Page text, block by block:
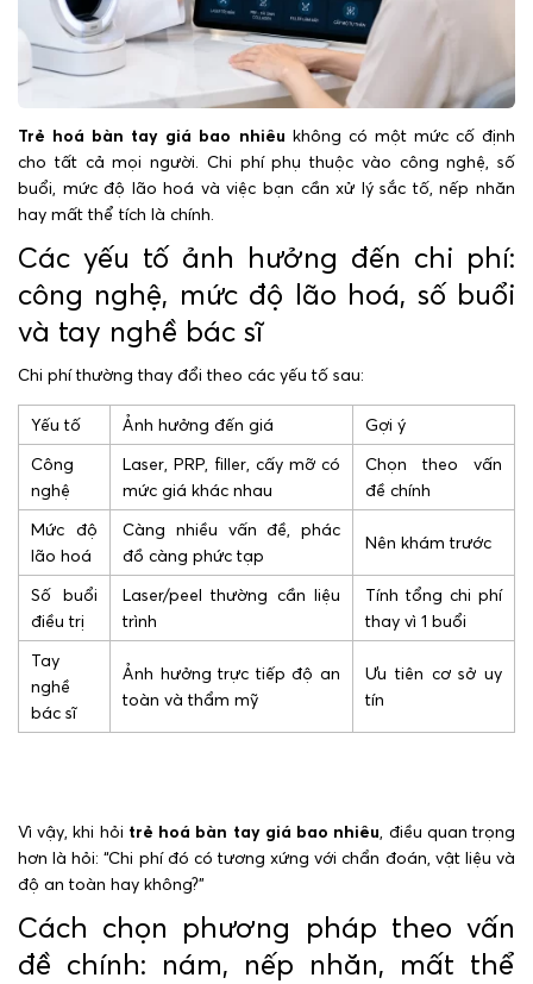
Trẻ hoá bàn tay giá bao nhiêu không có một mức cố định
cho tất cả mọi người. Chi phí phụ thuộc vào công nghệ, số
buổi, mức độ lão hoá và việc bạn cần xử lý sắc tố, nếp nhăn
hay mất thể tích là chính.
Các yếu tố ảnh hưởng đến chi phí:
công nghệ, mức độ lão hoá, số buổi
và tay nghề bác sĩ
Chi phí thường thay đổi theo các yếu tố sau:
Yếu tố Ảnh hưởng đến giá
Gợi ý
Công
nghệ
Laser, PRP, filler, cấy mỡ có
mức giá khác nhau
Chọn theo vấn
đề chính
Mức độ
lão hoá
Càng nhiều vấn đề, phác
đồ càng phức tạp
Nên khám trước
Số buổi
điều trị
Laser/peel thường cần liệu
trình
Tính tổng chi phí
thay vì 1 buổi
Tay
nghề
bác sĩ
Ảnh hưởng trực tiếp độ an
toàn và thẩm mỹ
Ưu tiên cơ sở uy
tín
Vì vậy, khi hỏi trẻ hoá bàn tay giá bao nhiêu, điều quan trọng
hơn là hỏi: “Chi phí đó có tương xứng với chẩn đoán, vật liệu và
độ an toàn hay không?”
Cách chọn phương pháp theo vấn
đề chính: nám, nếp nhăn, mất thể